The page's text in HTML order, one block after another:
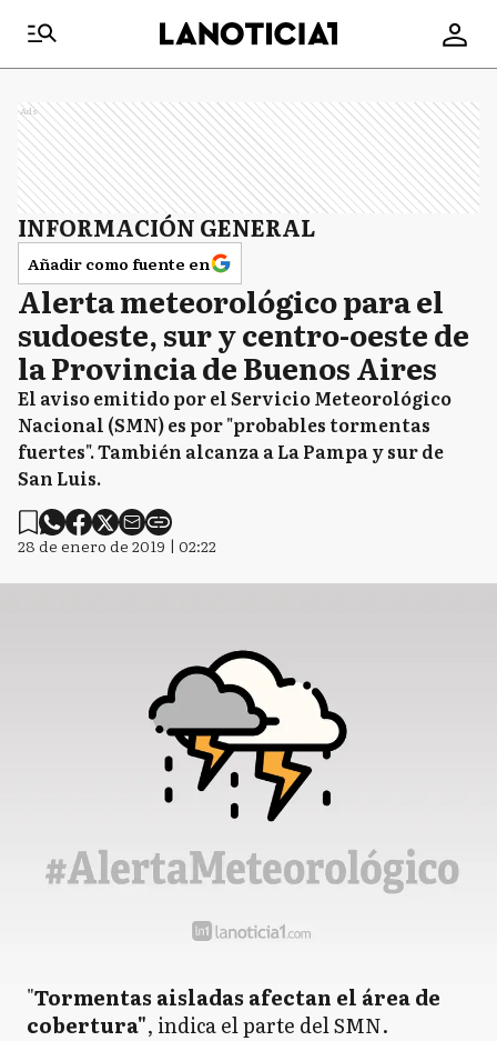
Ads
INFORMACIÓN GENERAL
Añadir como fuente en
Alerta meteorológico para el
sudoeste, sur y centro-oeste de
la Provincia de Buenos Aires
El aviso emitido por el Servicio Meteorológico
Nacional (SMN) es por "probables tormentas
fuertes". También alcanza a La Pampa y sur de
San Luis.
28 de enero de 2019 | 02:22
"Tormentas aisladas afectan el área de
cobertura", indica el parte del SMN.